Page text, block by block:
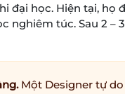
đại học. Hiện tại, họ
nghiêm túc. Sau 2 –
Một Designer tự